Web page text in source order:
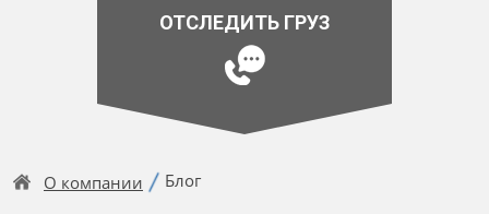
ОТСЛЕДИТЬ ГРУЗ
О компании Блог